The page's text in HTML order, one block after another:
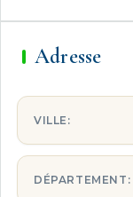
Dès l’entrée, la
Le salon de 30
convivialité
ouverte sur la
l’espace de
Adresse
VILLE:
DÉPARTEMENT: